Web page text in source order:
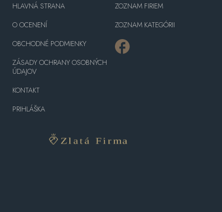
HLAVNÁ STRANA
O OCENENÍ
OBCHODNÉ PODMIENKY
ZÁSADY OCHRANY OSOBNÝCH
ÚDAJOV
KONTAKT
PRIHLÁŠKA
ZOZNAM FIRIEM
ZOZNAM KATEGÓRII